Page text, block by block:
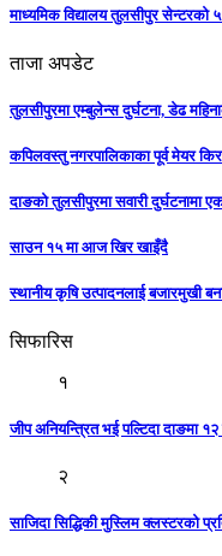
माध्यमिक विद्यालय तुलसीपुर सेन्टरको
ताजा अपडेट
तुलसीपुरमा एम्बुलेन्स दुर्घटना, डेढ
कपिलवस्तु नगरपालिकाका पूर्व मेयर
दाङको तुलसीपुरमा सवारी दुर्घटनामा
साउन १५ मा आज खिर खाइँदै
स्थानीय कृषि उत्पादनलाई बजारमुखी
सिफारिस
१
जीप अनियन्त्रित भई पल्टिदा दाङमा
२
साजिदा सिद्धिकी मुस्लिम क्लस्टरको